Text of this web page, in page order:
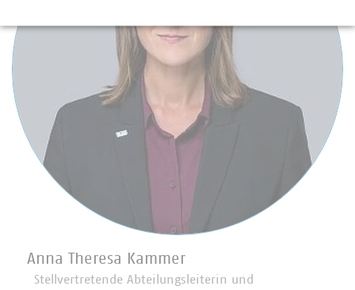
Anna Theresa Kammer
Stellvertretende Abteilungsleiterin und